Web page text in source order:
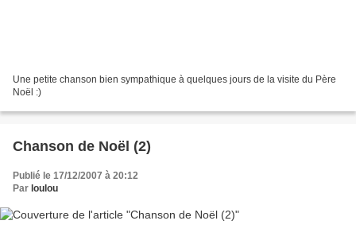
Une petite chanson bien sympathique à quelques jours de la visite du Père
Noël :)
Chanson de Noël (2)
Publié le 17/12/2007 à 20:12
Par loulou